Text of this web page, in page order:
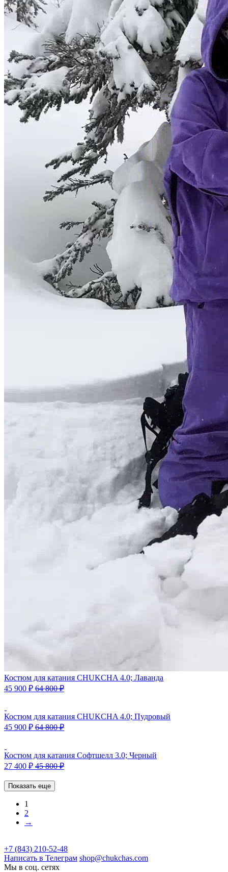
Костюм для катания CHUKCHA 4.0; Лаванда
45 900 ₽ 64 800₽
Костюм для катания CHUKCHA 4.0; Пудровый
45 900 ₽ 64 800₽
Костюм для катания Софтшелл 3.0; Черный
27 400 ₽ 45 800₽
Показать еще
1
2
→
+7 (843) 210-52-48
Написать в Телеграм shop@chukchas.com
Мы в соц. сетях